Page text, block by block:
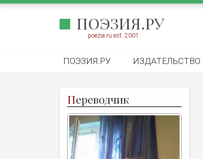
ПОЭЗИЯ.РУ
poezia.ru est. 2001
ПОЭЗИЯ.РУ ИЗДАТЕЛЬСТВО
Переводчик